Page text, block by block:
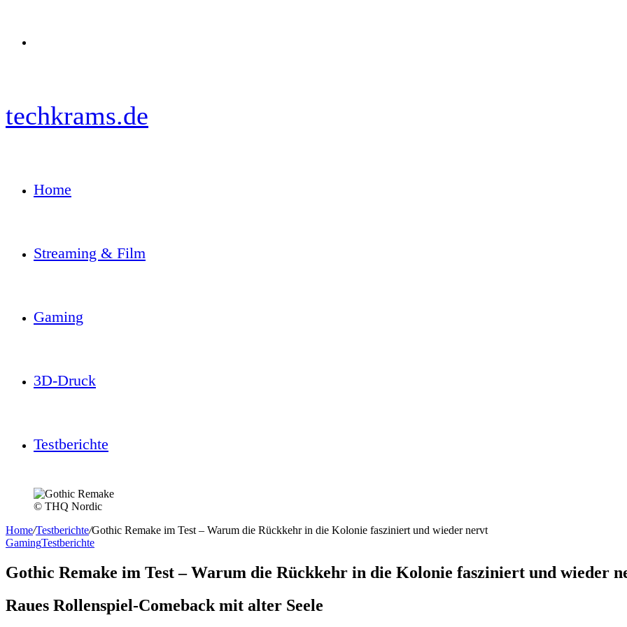
techkrams.de
Home
Streaming & Film
Gaming
3D-Druck
Testberichte
© THQ Nordic
Home/Testberichte/Gothic Remake im Test – Warum die Rückkehr in die Kolonie fasziniert und wieder nervt
GamingTestberichte
Gothic Remake im Test – Warum die Rückkehr in die Kolonie fasziniert und wieder
Raues Rollenspiel-Comeback mit alter Seele